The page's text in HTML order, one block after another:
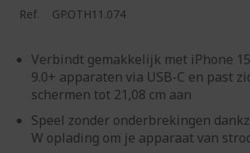
Ref. GP.OTH11.074
Verbindt gemakkelijk met iPhone
9.0+ apparaten via USB-C en past
schermen tot 21,08 cm aan
Speel zonder onderbrekingen
W oplading om je apparaat van